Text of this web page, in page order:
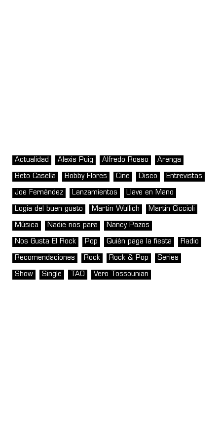
Actualidad Alexis Puig Alfredo Rosso Arenga
Beto Casella Bobby Flores Cine Disco Entrevistas
Joe Fernández Lanzamientos Llave en Mano
Logia del buen gusto Martin Wullich Martín Ciccioli
Música Nadie nos para Nancy Pazos
Nos Gusta El Rock Pop Quién paga la fiesta Radio
Recomendaciones Rock Rock & Pop Series
Show Single TAO Vero Tossounian